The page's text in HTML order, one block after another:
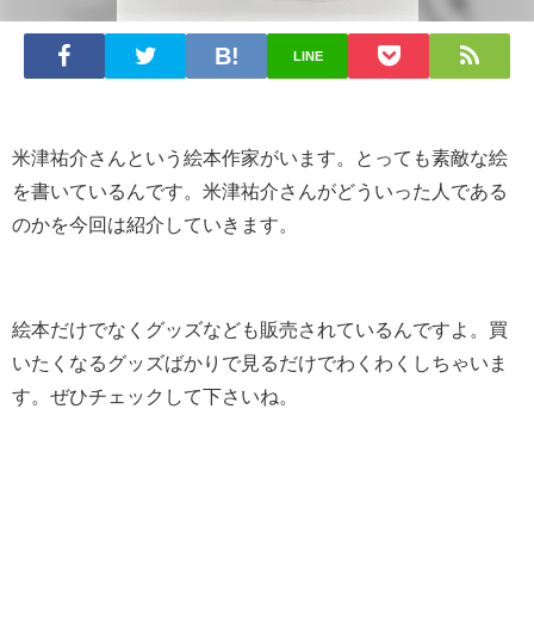
LINE
米津祐介さんという絵本作家がいます。とっても素敵な絵
を書いているんです。米津祐介さんがどういった人である
のかを今回は紹介していきます。
絵本だけでなくグッズなども販売されているんですよ。買
いたくなるグッズばかりで見るだけでわくわくしちゃいま
す。ぜひチェックして下さいね。